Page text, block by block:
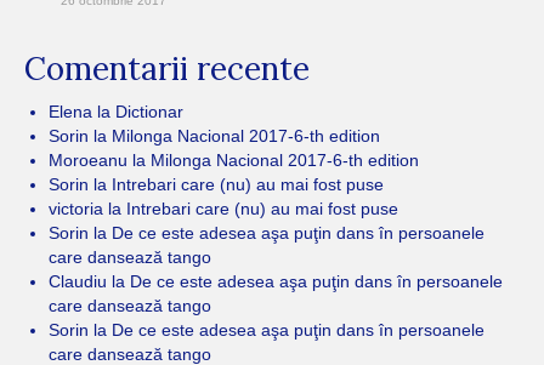
Comentarii recente
Elena la Dictionar
Sorin la Milonga Nacional 2017-6-th edition
Moroeanu la Milonga Nacional 2017-6-th edition
Sorin la Intrebari care (nu) au mai fost puse
victoria la Intrebari care (nu) au mai fost puse
Sorin la De ce este adesea aşa puţin dans în persoanele
care dansează tango
Claudiu la De ce este adesea aşa puţin dans în persoanele
care dansează tango
Sorin la De ce este adesea aşa puţin dans în persoanele
care dansează tango